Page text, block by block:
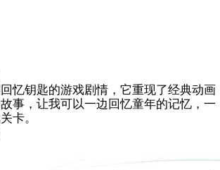
忆钥匙的游戏剧情，它重现了经典动画
故事，让我可以一边回忆童年的记忆，一
卡。